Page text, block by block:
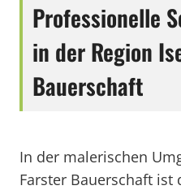
Professionelle
in der Region
Bauerschaft
In der malerischen
Farster Bauerschaft ist